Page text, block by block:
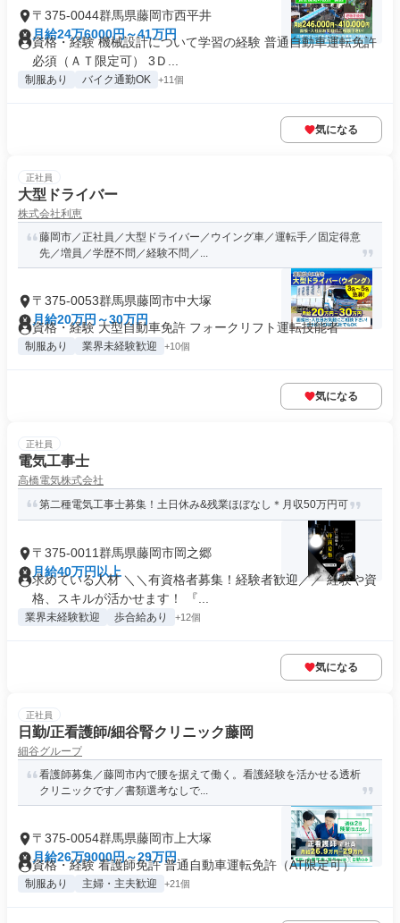
〒375-0044群馬県藤岡市西平井
月給24万6000円～41万円
資格・経験 機械設計について学習の経験 普通自動車運転免許
必須（ＡＴ限定可） 3Ｄ...
制服あり バイク通勤OK +11個
気になる
正社員
大型ドライバー
株式会社利恵
藤岡市／正社員／大型ドライバー／ウイング車／運転手／固定得意
先／増員／学歴不問／経験不問／...
〒375-0053群馬県藤岡市中大塚
月給20万円～30万円
資格・経験 大型自動車免許 フォークリフト運転技能者
制服あり 業界未経験歓迎 +10個
気になる
正社員
電気工事士
高橋電気株式会社
第二種電気工事士募集！土日休み&残業ほぼなし＊月収50万円可
〒375-0011群馬県藤岡市岡之郷
月給40万円以上
求めている人材 ＼＼有資格者募集！経験者歓迎／／ 経験や資
格、スキルが活かせます！ 『...
業界未経験歓迎 歩合給あり +12個
気になる
正社員
日勤/正看護師/細谷腎クリニック藤岡
細谷グループ
看護師募集／藤岡市内で腰を据えて働く。看護経験を活かせる透析
クリニックです／書類選考なしで...
〒375-0054群馬県藤岡市上大塚
月給26万9000円～29万円
資格・経験 看護師免許 普通自動車運転免許（AT限定可）
制服あり 主婦・主夫歓迎 +21個